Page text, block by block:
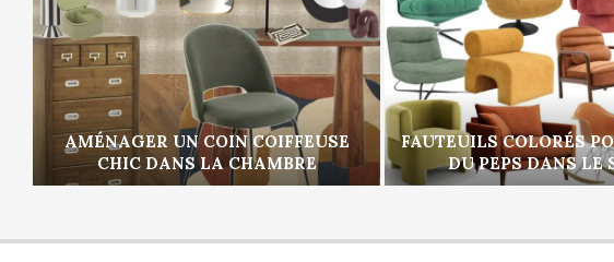
AMÉNAGER UN COIN COIFFEUSE
CHIC DANS LA CHAMBRE
FAUTEUILS COLORÉS
DU PEPS DANS LE